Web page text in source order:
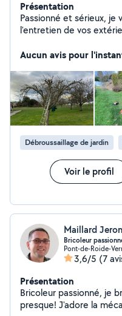
Présentation
Passionné et sérieux, je
l'entretien de vos
Aucun avis pour
Débroussaillage de jardin
Voir le profil
Maillard
Bricoleur
Pont-de-Roide-
3,6/5 (7
Présentation
Bricoleur passionné, je bricole (ou
presque! J'adore la